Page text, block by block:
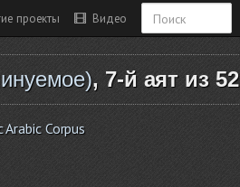
проекты Видео
, 7-й аят из 52
Corpus